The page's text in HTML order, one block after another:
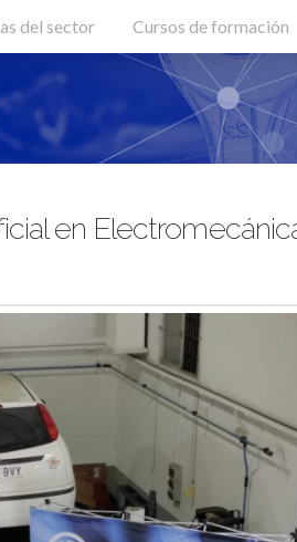
del sector Cursos de formación
en